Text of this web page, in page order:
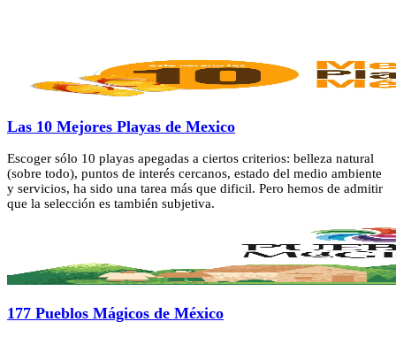
Las 10 Mejores Playas de Mexico
Escoger sólo 10 playas apegadas a ciertos criterios: belleza natural
(sobre todo), puntos de interés cercanos, estado del medio ambiente
y servicios, ha sido una tarea más que dificil. Pero hemos de admitir
que la selección es también subjetiva.
177 Pueblos Mágicos de México